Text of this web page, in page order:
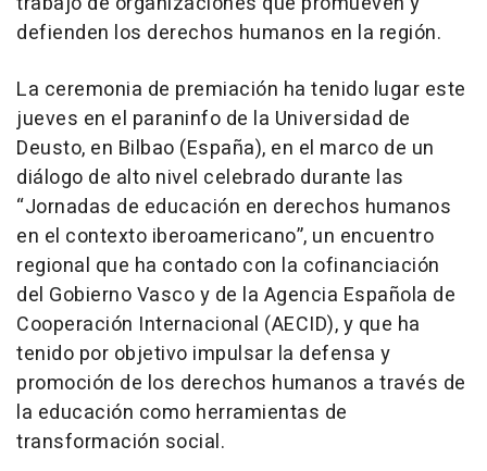
defienden los derechos humanos en la región.
La ceremonia de premiación ha tenido lugar este
jueves en el paraninfo de la Universidad de
Deusto, en Bilbao (España), en el marco de un
diálogo de alto nivel celebrado durante las
“Jornadas de educación en derechos humanos
en el contexto iberoamericano”, un encuentro
regional que ha contado con la cofinanciación
del Gobierno Vasco y de la Agencia Española de
Cooperación Internacional (AECID), y que ha
tenido por objetivo impulsar la defensa y
promoción de los derechos humanos a través de
la educación como herramientas de
transformación social.